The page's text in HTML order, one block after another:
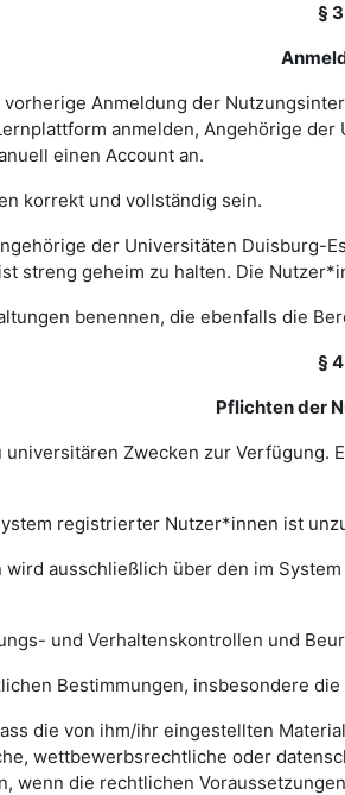
§ 3
Anmeldung der
anmelden, Angehörige
einen Account an.
korrekt und vollständig sein.
der Universitäten Duisburg-
streng geheim zu halten. Die
benennen, die ebenfalls die
§ 4
Pflichten der
Zwecken zur
registrierter Nutzer*innen ist
ausschließlich über den im
und Verhaltenskontrollen und
Bestimmungen, insbesondere
die von ihm/ihr eingestellten
wettbewerbsrechtliche oder
wenn die rechtlichen